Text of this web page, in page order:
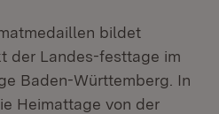
bildet
der Landes-festtage im
Baden-Württemberg. In
Heimattage von der